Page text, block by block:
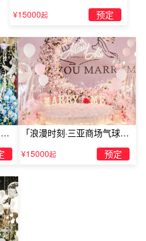
快，很能让人感到轻松的感
¥15000起 预定
「浪漫时刻·三亚商场气球雨
惊喜求婚」
¥15000起 预定